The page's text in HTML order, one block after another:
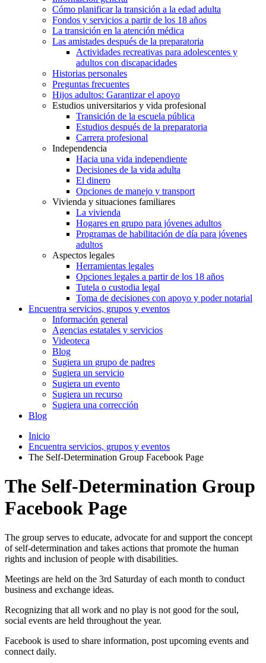
Cómo planificar la transición a la edad adulta
Fondos y servicios a partir de los 18 años
La transición en la atención médica
Las amistades después de la preparatoria
Actividades recreativas para adolescentes y
adultos con discapacidades
Historias personales
Preguntas frecuentes
Hijos adultos: Garantizar el apoyo
Estudios universitarios y vida profesional
Transición de la escuela pública
Estudios después de la preparatoria
Carrera profesional
Independencia
Hacia una vida independiente
Decisiones de la vida adulta
El dinero
Opciones de manejo y transport
Vivienda y situaciones familiares
La vivienda
Hogares en grupo para jóvenes adultos
Programas de habilitación de día para jóvenes
adultos
Aspectos legales
Herramientas legales
Opciones legales a partir de los 18 años
Tutela o custodia legal
Toma de decisiones con apoyo y poder notarial
Encuentra servicios, grupos y eventos
Información general
Agencias estatales y servicios
Videoteca
Blog
Sugiera un grupo de padres
Sugiera un servicio
Sugiera un evento
Sugiera un recurso
Sugiera una corrección
Blog
Inicio
Encuentra servicios, grupos y eventos
The Self-Determination Group Facebook Page
The Self-Determination Group
Facebook Page
The group serves to educate, advocate for and support the concept
of self-determination and takes actions that promote the human
rights and inclusion of people with disabilities.
Meetings are held on the 3rd Saturday of each month to conduct
business and exchange ideas.
Recognizing that all work and no play is not good for the soul,
social events are held throughout the year.
Facebook is used to share information, post upcoming events and
connect daily.